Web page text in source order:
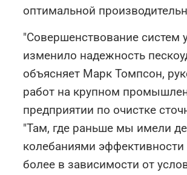
оптимальной
"Совершенствование систем
изменило надежность
объясняет Марк Томпсон,
работ на крупном
предприятии по очистке
"Там, где раньше мы имели
колебаниями эффективности
более в зависимости от